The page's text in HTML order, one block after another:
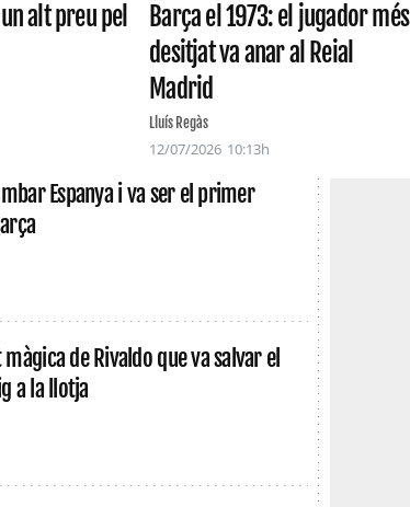
alt preu pel
Barça el 1973: el jugador més
desitjat va anar al Reial
Madrid
Lluís Regàs
12/07/2026 10:13h
Espanya i va ser el primer
de Rivaldo que va salvar el
a la llotja